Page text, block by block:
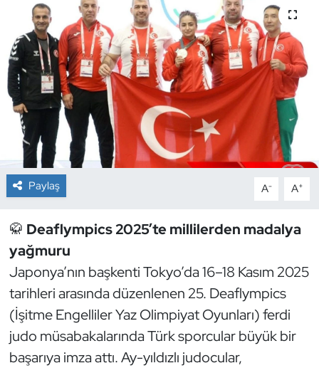
Paylaş A- A+
🥋 Deaflympics 2025’te millilerden madalya
yağmuru
Japonya’nın başkenti Tokyo’da 16–18 Kasım 2025
tarihleri arasında düzenlenen 25. Deaflympics
(İşitme Engelliler Yaz Olimpiyat Oyunları) ferdi
judo müsabakalarında Türk sporcular büyük bir
başarıya imza attı. Ay-yıldızlı judocular,
Buz Pateni
Çim Hokeyi
Cimnastik
Curling
Dağcılık
Dövüş Sanatı
E-Spor
Eskrim
Futbol